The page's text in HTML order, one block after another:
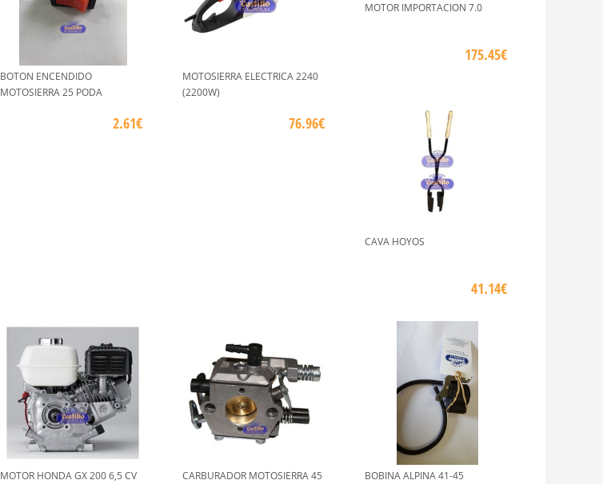
BOTON ENCENDIDO
MOTOSIERRA 25 PODA
2.61€
MOTOSIERRA ELECTRICA 2240
(2200W)
76.96€
MOTOR IMPORTACION 7.0
175.45€
CAVA HOYOS
41.14€
MOTOR HONDA GX 200 6,5 CV
CARBURADOR MOTOSIERRA 45
BOBINA ALPINA 41-45